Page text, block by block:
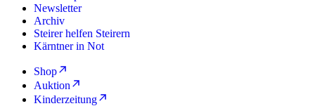
Newsletter
Archiv
Steirer helfen Steirern
Kärntner in Not
Shop
Auktion
Kinderzeitung